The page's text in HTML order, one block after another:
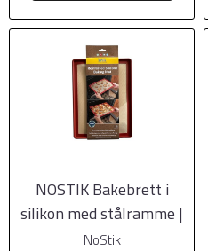
NOSTIK Bakebrett i
silikon med stålramme |
30x40cm
NoStik